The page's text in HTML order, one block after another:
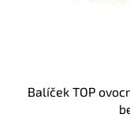
Balíček TOP